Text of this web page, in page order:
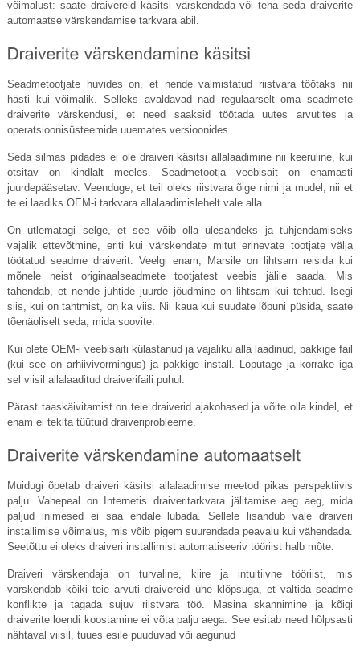
võimalust: saate draivereid käsitsi värskendada või teha seda draiverite
automaatse värskendamise tarkvara abil.
Seadmetootjate huvides on, et nende valmistatud riistvara töötaks nii
hästi kui võimalik. Selleks avaldavad nad regulaarselt oma seadmete
draiverite värskendusi, et need saaksid töötada uutes arvutites ja
operatsioonisüsteemide uuemates versioonides.
Seda silmas pidades ei ole draiveri käsitsi allalaadimine nii keeruline, kui
otsitav on kindlalt meeles. Seadmetootja veebisait on enamasti
juurdepääsetav. Veenduge, et teil oleks riistvara õige nimi ja mudel, nii et
te ei laadiks OEM-i tarkvara allalaadimislehelt vale alla.
On ütlematagi selge, et see võib olla ülesandeks ja tühjendamiseks
vajalik ettevõtmine, eriti kui värskendate mitut erinevate tootjate välja
töötatud seadme draiverit. Veelgi enam, Marsile on lihtsam reisida kui
mõnele neist originaalseadmete tootjatest veebis jälile saada. Mis
tähendab, et nende juhtide juurde jõudmine on lihtsam kui tehtud. Isegi
siis, kui on tahtmist, on ka viis. Nii kaua kui suudate lõpuni püsida, saate
tõenäoliselt seda, mida soovite.
Kui olete OEM-i veebisaiti külastanud ja vajaliku alla laadinud, pakkige fail
(kui see on arhiivivormingus) ja pakkige install. Loputage ja korrake iga
sel viisil allalaaditud draiverifaili puhul.
Pärast taaskäivitamist on teie draiverid ajakohased ja võite olla kindel, et
enam ei tekita tüütuid draiveriprobleeme.
Muidugi õpetab draiveri käsitsi allalaadimise meetod pikas perspektiivis
palju. Vahepeal on Internetis draiveritarkvara jälitamise aeg aeg, mida
paljud inimesed ei saa endale lubada. Sellele lisandub vale draiveri
installimise võimalus, mis võib pigem suurendada peavalu kui vähendada.
Seetõttu ei oleks draiveri installimist automatiseeriv tööriist halb mõte.
Draiveri värskendaja on turvaline, kiire ja intuitiivne tööriist, mis
värskendab kõiki teie arvuti draivereid ühe klõpsuga, et vältida seadme
konflikte ja tagada sujuv riistvara töö. Masina skannimine ja kõigi
draiverite loendi koostamine ei võta palju aega. See esitab need hõlpsasti
nähtaval viisil, tuues esile puuduvad või aegunud